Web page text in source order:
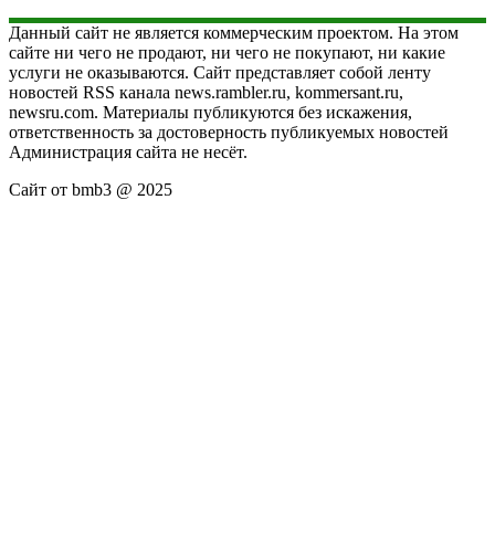
Данный сайт не является коммерческим проектом. На этом
сайте ни чего не продают, ни чего не покупают, ни какие
услуги не оказываются. Сайт представляет собой ленту
новостей RSS канала news.rambler.ru, kommersant.ru,
newsru.com. Материалы публикуются без искажения,
ответственность за достоверность публикуемых новостей
Администрация сайта не несёт.
Сайт от bmb3 @ 2025